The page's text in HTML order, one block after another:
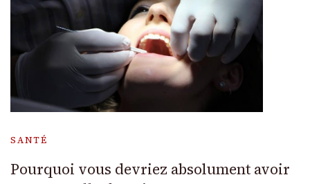
SANTÉ
Pourquoi vous devriez absolument avoir